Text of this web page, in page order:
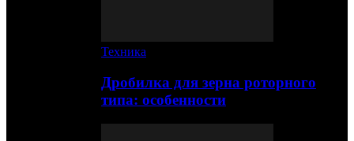
Техника
Дробилка для зерна роторного
типа: особенности